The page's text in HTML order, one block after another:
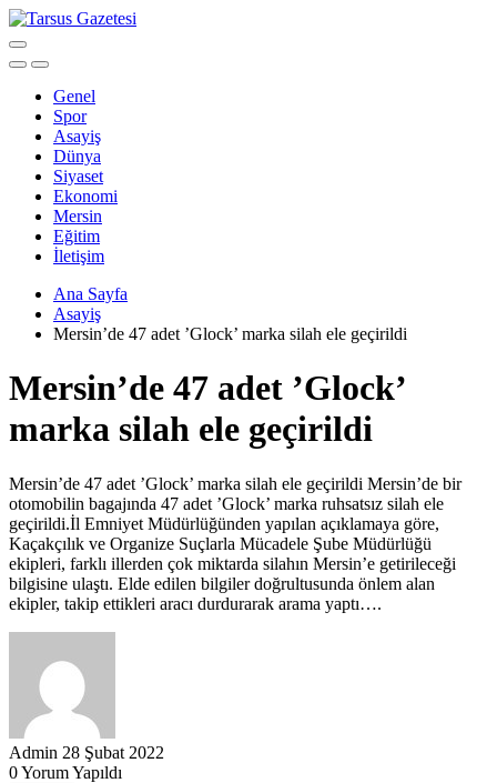
Genel
Spor
Asayiş
Dünya
Siyaset
Ekonomi
Mersin
Eğitim
İletişim
Ana Sayfa
Asayiş
Mersin’de 47 adet ’Glock’ marka silah ele geçirildi
Mersin’de 47 adet ’Glock’
marka silah ele geçirildi
Mersin’de 47 adet ’Glock’ marka silah ele geçirildi Mersin’de bir
otomobilin bagajında 47 adet ’Glock’ marka ruhsatsız silah ele
geçirildi.İl Emniyet Müdürlüğünden yapılan açıklamaya göre,
Kaçakçılık ve Organize Suçlarla Mücadele Şube Müdürlüğü
ekipleri, farklı illerden çok miktarda silahın Mersin’e getirileceği
bilgisine ulaştı. Elde edilen bilgiler doğrultusunda önlem alan
ekipler, takip ettikleri aracı durdurarak arama yaptı….
Admin 28 Şubat 2022
0 Yorum Yapıldı